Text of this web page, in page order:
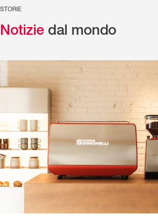
STORIE
Notizie dal mondo